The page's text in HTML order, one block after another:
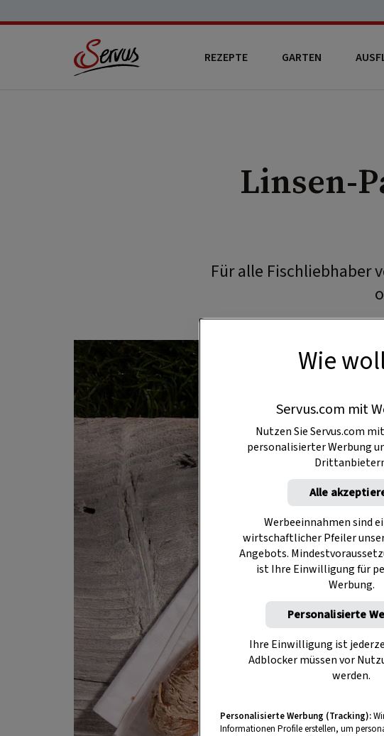
REZEPTE GARTEN
Linsen-
Für alle Fischliebhaber
Wie
Servus.com mit
Nutzen Sie Servus.com
personalisierter Werbung
Alle
Werbeeinnahmen sind
wirtschaftlicher Pfeiler
Angebots.
ist Ihre Einwilligung für
Werbung.
Personalisierte
Ihre Einwilligung ist
Adblocker müssen vor
werden.
Personalisierte Werbung (Tracking):
Informationen Profile erstellen, um